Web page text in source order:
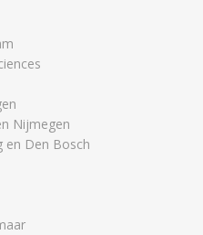
Nijmegen
en Den Bosch